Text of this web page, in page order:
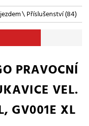
\Příslušenství(84)
PRAVOCNÍ
VEL.
GV001E XL